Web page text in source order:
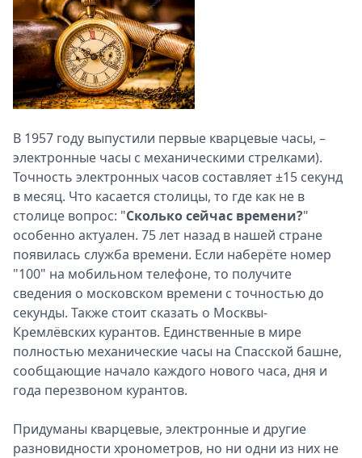
Выборы
2026
Скачай
Metro
В 1957 году выпустили первые кварцевые часы, –
электронные часы с механическими стрелками).
Точность электронных часов составляет ±15 секунд
в месяц. Что касается столицы, то где как не в
столице вопрос: "Сколько сейчас времени?"
особенно актуален. 75 лет назад в нашей стране
появилась служба времени. Если наберёте номер
"100" на мобильном телефоне, то получите
сведения о московском времени с точностью до
секунды. Также стоит сказать о Москвы-
Кремлёвских курантов. Единственные в мире
полностью механические часы на Спасской башне,
сообщающие начало каждого нового часа, дня и
года перезвоном курантов.
Придуманы кварцевые, электронные и другие
разновидности хронометров, но ни одни из них не